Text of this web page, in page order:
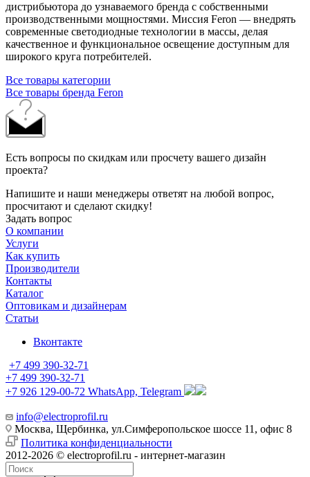
дистрибьютора до узнаваемого бренда с собственными
производственными мощностями. Миссия Feron — внедрять
современные светодиодные технологии в массы, делая
качественное и функциональное освещение доступным для
широкого круга потребителей.
Все товары категории
Все товары бренда Feron
Есть вопросы по скидкам или просчету вашего дизайн
проекта?
Напишите и наши менеджеры ответят на любой вопрос,
просчитают и сделают скидку!
Задать вопрос
О компании
Услуги
Как купить
Производители
Контакты
Каталог
Оптовикам и дизайнерам
Статьи
Вконтакте
+7 499 390-32-71
+7 499 390-32-71
+7 926 129-00-72 WhatsApp, Telegram
info@electroprofil.ru
Москва, Щербинка, ул.Симферопольское шоссе 11, офис 8
Политика конфиденциальности
2012-2026 © electroprofil.ru - интернет-магазин